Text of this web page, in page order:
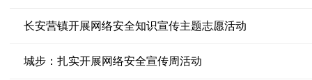
长安营镇开展网络安全知识宣传主题志愿活动
城步：扎实开展网络安全宣传周活动